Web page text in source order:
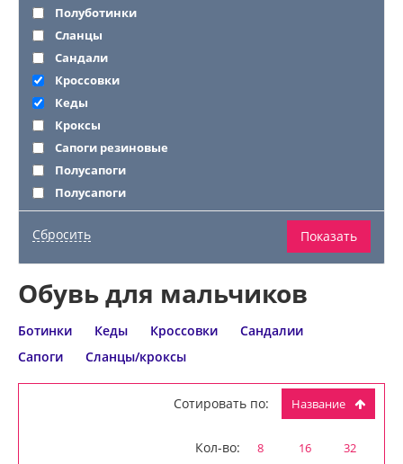
Полуботинки
Сланцы
Сандали
Кроссовки
Кеды
Кроксы
Сапоги резиновые
Полусапоги
Полусапоги
Обувь для мальчиков
Ботинки Кеды Кроссовки
Сандалии
Сапоги
Сланцы/кроксы
Сотировать по: Название
Кол-во: 8 16 32